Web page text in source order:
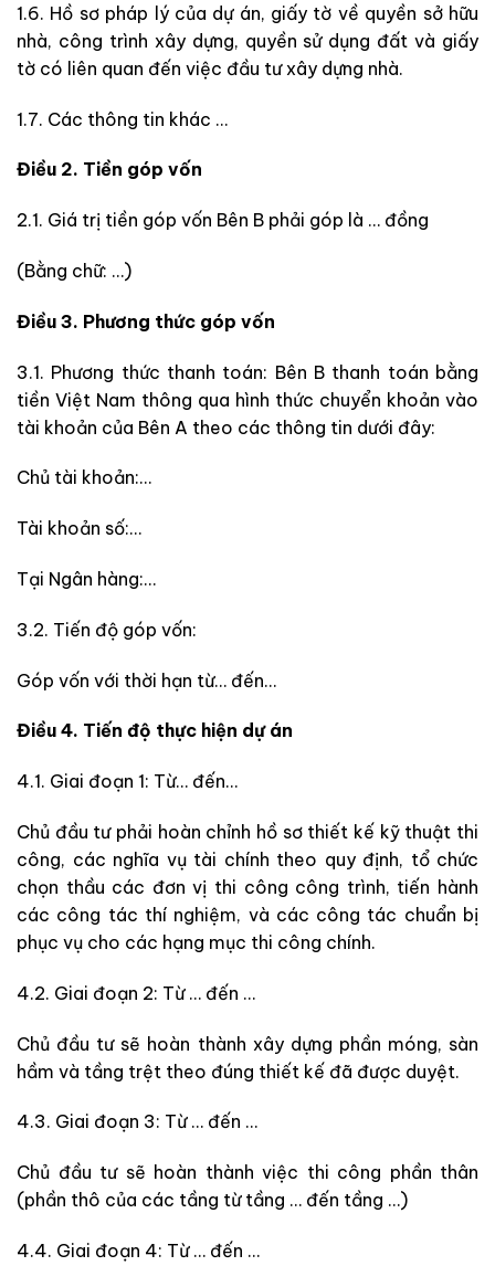
1.6. Hồ sơ pháp lý của dự án, giấy tờ về quyền sở hữu
nhà, công trình xây dựng, quyền sử dụng đất và giấy
tờ có liên quan đến việc đầu tư xây dựng nhà.
1.7. Các thông tin khác …
Điều 2. Tiền góp vốn
2.1. Giá trị tiền góp vốn Bên B phải góp là … đồng
(Bằng chữ: …)
Điều 3. Phương thức góp vốn
3.1. Phương thức thanh toán: Bên B thanh toán bằng
tiền Việt Nam thông qua hình thức chuyển khoản vào
tài khoản của Bên A theo các thông tin dưới đây:
Chủ tài khoản:…
Tài khoản số:…
Tại Ngân hàng:…
3.2. Tiến độ góp vốn:
Góp vốn với thời hạn từ… đến…
Điều 4. Tiến độ thực hiện dự án
4.1. Giai đoạn 1: Từ… đến…
Chủ đầu tư phải hoàn chỉnh hồ sơ thiết kế kỹ thuật thi
công, các nghĩa vụ tài chính theo quy định, tổ chức
chọn thầu các đơn vị thi công công trình, tiến hành
các công tác thí nghiệm, và các công tác chuẩn bị
phục vụ cho các hạng mục thi công chính.
4.2. Giai đoạn 2: Từ … đến …
Chủ đầu tư sẽ hoàn thành xây dựng phần móng, sàn
hầm và tầng trệt theo đúng thiết kế đã được duyệt.
4.3. Giai đoạn 3: Từ … đến …
Chủ đầu tư sẽ hoàn thành việc thi công phần thân
(phần thô của các tầng từ tầng … đến tầng …)
4.4. Giai đoạn 4: Từ … đến …